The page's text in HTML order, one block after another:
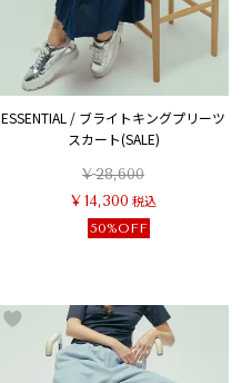
ESSENTIAL / ブライトキングプリーツ
スカート(SALE)
¥28,600
¥ 14,300 税込
50%OFF